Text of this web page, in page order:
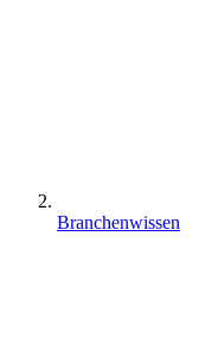
Branchenwissen